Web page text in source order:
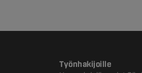
Työnhakijoille